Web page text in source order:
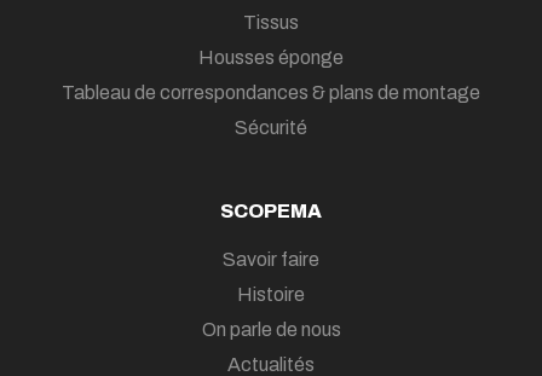
Tissus
Housses éponge
Tableau de correspondances & plans de montage
Sécurité
SCOPEMA
Savoir faire
Histoire
On parle de nous
Actualités